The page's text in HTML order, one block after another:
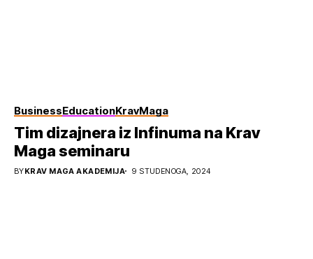
BusinessEducationKravMaga
Tim dizajnera iz Infinuma na Krav
Maga seminaru
BYKRAV MAGA AKADEMIJA 9 STUDENOGA, 2024